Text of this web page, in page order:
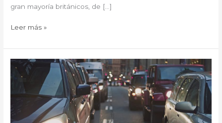
gran mayoría británicos, de […]
Leer más »
Ventajas
de
a
un
abogado